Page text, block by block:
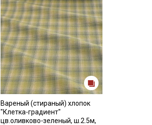
Вареный (стираный) хлопок
"Клетка-градиент"
цв.оливково-зеленый, ш.2.5м,